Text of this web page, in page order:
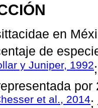
en
de
y Juniper, 1992
por
et al., 2014;